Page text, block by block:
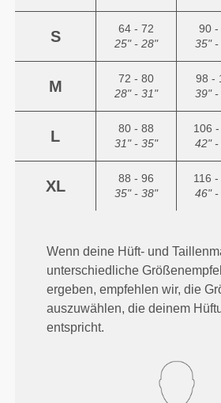
S
64 - 72
25" - 28"
90 -
35"
M
72 - 80
28" - 31"
98 -
39"
L
80 - 88
31" - 35"
106
42"
XL
88 - 96
35" - 38"
116
46"
Wenn deine Hüft- und
unterschiedliche
ergeben, empfehlen wir, die
auszuwählen, die deinem
entspricht.